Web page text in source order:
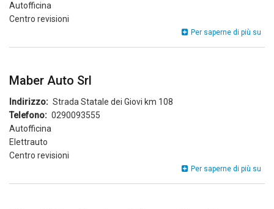
Autofficina
Centro revisioni
Per saperne di più su
Maber Auto Srl
Indirizzo
Strada Statale dei Giovi km 108
Telefono
0290093555
Autofficina
Elettrauto
Centro revisioni
Per saperne di più su